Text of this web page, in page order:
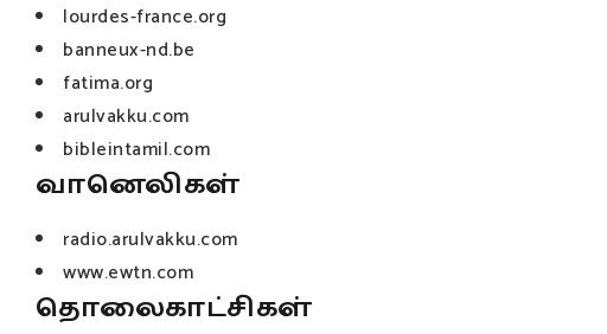
lourdes-france.org
banneux-nd.be
fatima.org
arulvakku.com
bibleintamil.com
வானெலிகள்
radio.arulvakku.com
www.ewtn.com
தொலைகாட்சிகள்